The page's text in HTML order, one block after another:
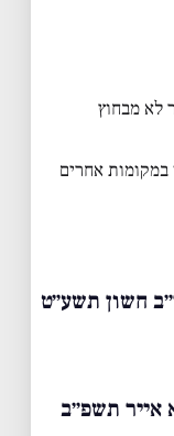
לא מבחוץ
במקומות אחרים